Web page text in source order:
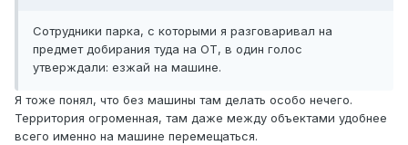
Сотрудники парка, с которыми я разговаривал на
предмет добирания туда на ОТ, в один голос
утверждали: езжай на машине.
Я тоже понял, что без машины там делать особо нечего.
Территория огроменная, там даже между объектами удобнее
всего именно на машине перемещаться.